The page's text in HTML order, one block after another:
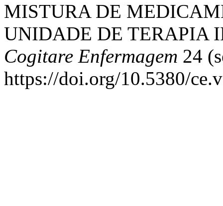
MISTURA DE
UNIDADE DE TERAPIA
Cogitare Enfermagem 24
https://doi.org/10.5380/